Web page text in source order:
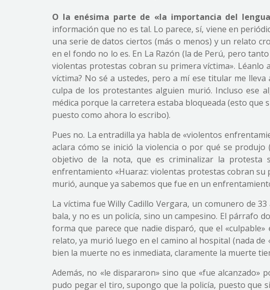
O la enésima parte de «la importancia del
información que no es tal. Lo parece, sí, viene en
una serie de datos ciertos (más o menos) y un relato
en el fondo no lo es. En La Razón (la de Perú, pero
violentas protestas cobran su primera víctima». Léanlo
víctima? No sé a ustedes, pero a mí ese titular me
culpa de los protestantes alguien murió. Incluso ese
médica porque la carretera estaba bloqueada (esto que
puesto como ahora lo escribo).
Pues no. La entradilla ya habla de «violentos
aclara cómo se inició la violencia o por qué se
objetivo de la nota, que es criminalizar la protesta
enfrentamiento «Huaraz: violentas protestas cobran su
murió, aunque ya sabemos que fue en un
La víctima fue Willy Cadillo Vergara, un comunero de
bala, y no es un policía, sino un campesino. El párrafo
forma que parece que nadie disparó, que el
relato, ya murió luego en el camino al hospital (nada
bien la muerte no es inmediata, claramente la muerte
Además, no «le dispararon» sino que «fue
pudo pegar el tiro, supongo que la policía, puesto que